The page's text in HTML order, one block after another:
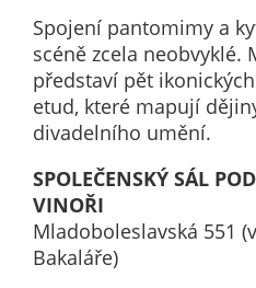
Spojení pantomimy a
scéně zcela neobvyklé.
představí pět
etud, které mapují
divadelního umění.
SPOLEČENSKÝ SÁL
VINOŘI
Mladoboleslavská 551
Bakaláře)